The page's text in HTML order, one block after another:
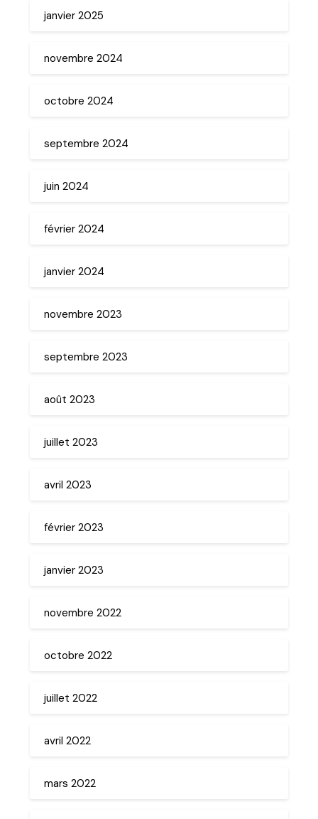
janvier 2025
novembre 2024
octobre 2024
septembre 2024
juin 2024
février 2024
janvier 2024
novembre 2023
septembre 2023
août 2023
juillet 2023
avril 2023
février 2023
janvier 2023
novembre 2022
octobre 2022
juillet 2022
avril 2022
mars 2022